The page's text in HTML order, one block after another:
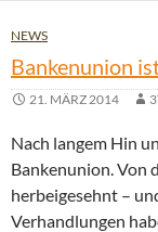
NEWS
Bankenunion
21. MÄRZ 2014
Nach langem Hin
Bankenunion. Von
herbeigesehnt –
Verhandlungen